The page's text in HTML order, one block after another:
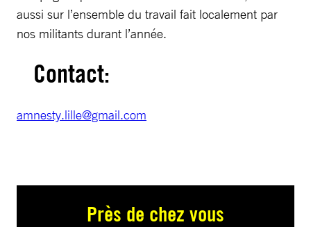
aussi sur l’ensemble du travail fait localement par
nos militants durant l’année.
Contact:
amnesty.lille@gmail.com
Près de chez vous